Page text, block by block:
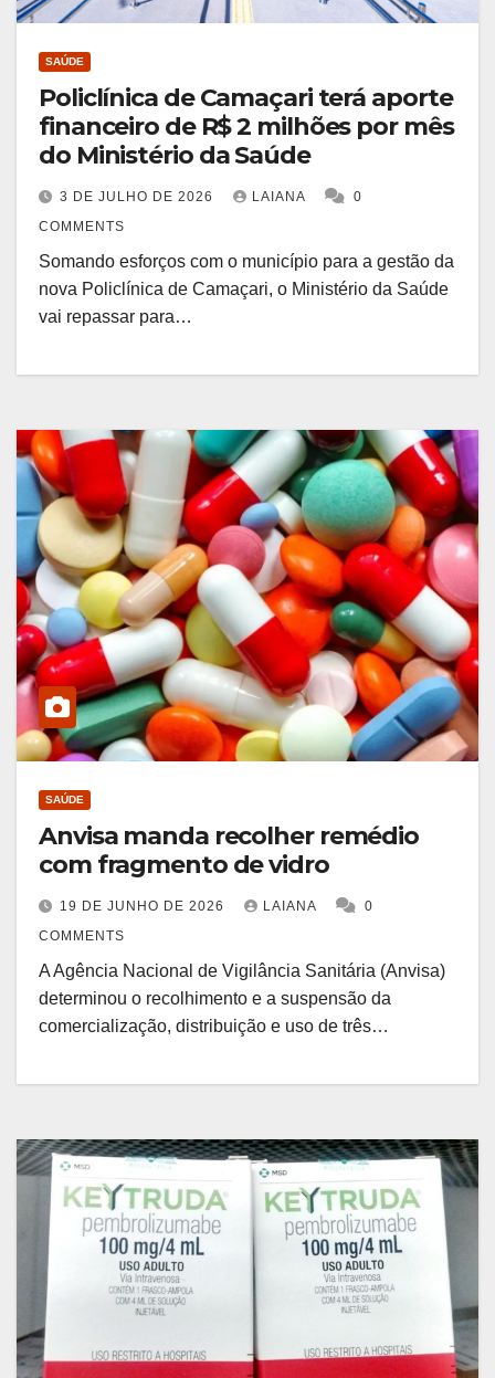
SAÚDE
Policlínica de Camaçari terá aporte
financeiro de R$ 2 milhões por mês
do Ministério da Saúde
3 DE JULHO DE 2026 LAIANA
0
COMMENTS
Somando esforços com o município para a gestão da
nova Policlínica de Camaçari, o Ministério da Saúde
vai repassar para…
SAÚDE
Anvisa manda recolher remédio
com fragmento de vidro
19 DE JUNHO DE 2026 LAIANA
0
COMMENTS
A Agência Nacional de Vigilância Sanitária (Anvisa)
determinou o recolhimento e a suspensão da
comercialização, distribuição e uso de três…